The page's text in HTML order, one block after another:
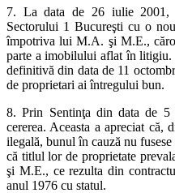
7. La data de 26 iulie 2001,
Sectorului 1 Bucureşti cu o
împotriva lui M.A. şi M.E.,
parte a imobilului aflat în litigiu.
definitivă din data de 11
de proprietari ai întregului bun.
8. Prin Sentinţa din data de 5
cererea. Aceasta a apreciat că,
ilegală, bunul în cauză nu
că titlul lor de proprietate
şi M.E., ce rezulta din
anul 1976 cu statul.